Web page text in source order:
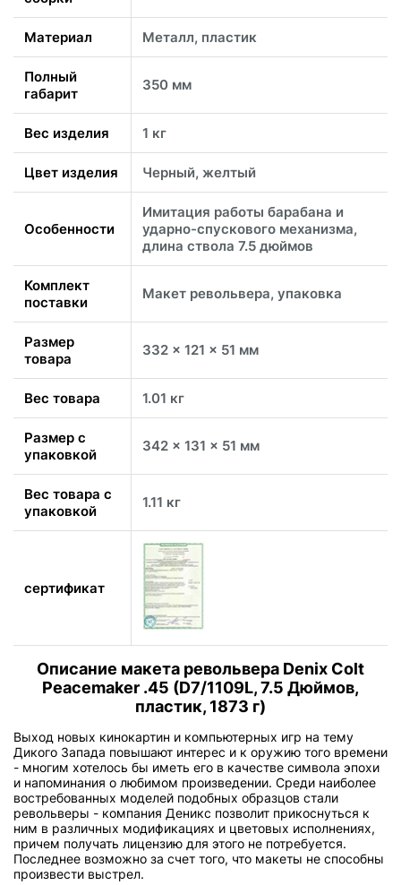
Материал Металл, пластик
Полный
габарит
350 мм
Вес изделия 1 кг
Цвет изделия Черный, желтый
Особенности
Имитация работы барабана и
ударно-спускового механизма,
длина ствола 7.5 дюймов
Комплект
поставки
Макет револьвера, упаковка
Размер
товара
332 x 121 x 51 мм
Вес товара 1.01 кг
Размер с
упаковкой
342 x 131 x 51 мм
Вес товара с
упаковкой
1.11 кг
сертификат
Описание макета револьвера Denix Colt
Peacemaker .45 (D7/1109L, 7.5 Дюймов,
пластик, 1873 г)
Выход новых кинокартин и компьютерных игр на тему
Дикого Запада повышают интерес и к оружию того времени
- многим хотелось бы иметь его в качестве символа эпохи
и напоминания о любимом произведении. Среди наиболее
востребованных моделей подобных образцов стали
револьверы - компания Деникс позволит прикоснуться к
ним в различных модификациях и цветовых исполнениях,
причем получать лицензию для этого не потребуется.
Последнее возможно за счет того, что макеты не способны
произвести выстрел.